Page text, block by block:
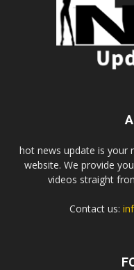
hot news update is your
website. We provide
videos straight
Contact us: